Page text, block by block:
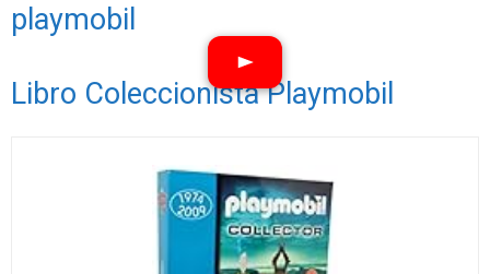
playmobil
Libro Coleccionista Playmobil